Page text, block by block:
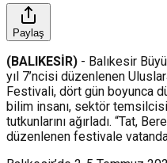
Paylaş
(BALIKESİR) - Balıkesir
yıl 7’ncisi düzenlenen
Festivali, dört gün boyunca
bilim insanı, sektör
tutkunlarını ağırladı. “Tat,
düzenlenen festivale